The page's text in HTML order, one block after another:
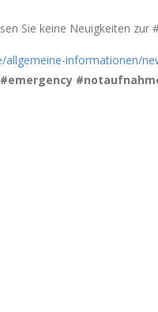
Sie keine Neuigkeiten zur
allgemeine-informationen/